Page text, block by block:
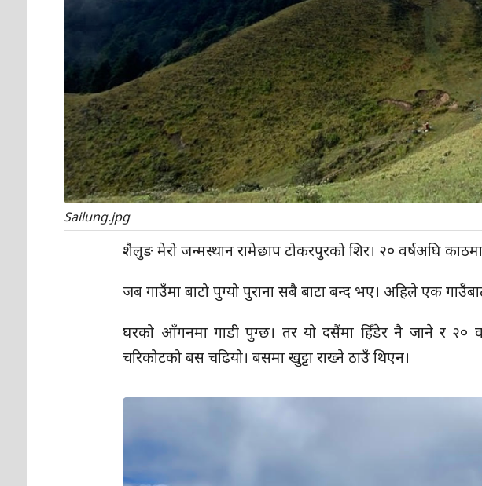
Sailung.jpg
शैलुङ मेरो जन्मस्थान रामेछाप टोकरपुरको शिर। २० वर्षअघि
जब गाउँमा बाटो पुग्यो पुराना सबै बाटा बन्द भए। अहिले एक
घरको आँगनमा गाडी पुग्छ। तर यो दसैंमा हिँडेर नै जाने र २०
चरिकोटको बस चढियो। बसमा खुट्टा राख्ने ठाउँ थिएन।